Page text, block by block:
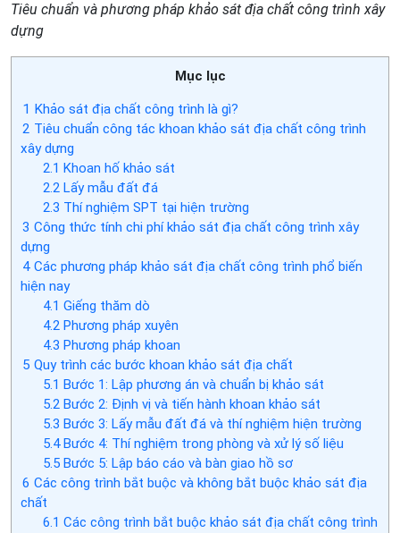
Tiêu chuẩn và phương pháp khảo sát địa chất công trình xây
dựng​
Mục lục
1 Khảo sát địa chất công trình là gì?
2 Tiêu chuẩn công tác khoan khảo sát địa chất công trình
xây dựng
2.1 Khoan hố khảo sát
2.2Lấy mẫu đất đá
2.3 Thí nghiệm SPT tại hiện trường
3 Công thức tính chi phí khảo sát địa chất công trình xây
dựng
4 Các phương pháp khảo sát địa chất công trình phổ biến
hiện nay
4.1 Giếng thăm dò
4.2Phương pháp xuyên
4.3 Phương pháp khoan
5 Quy trình các bước khoan khảo sát địa chất
5.1 Bước 1: Lập phương án và chuẩn bị khảo sát
5.2Bước 2: Định vị và tiến hành khoan khảo sát
5.3 Bước 3: Lấy mẫu đất đá và thí nghiệm hiện trường
5.4Bước 4: Thí nghiệm trong phòng và xử lý số liệu
5.5Bước 5: Lập báo cáo và bàn giao hồ sơ
6 Các công trình bắt buộc và không bắt buộc khảo sát địa
chất
6.1 Các công trình bắt buộc khảo sát địa chất công trình